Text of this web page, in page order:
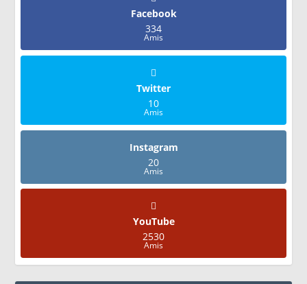
Facebook
334
Amis
Twitter
10
Amis
Instagram
20
Amis
YouTube
2530
Amis